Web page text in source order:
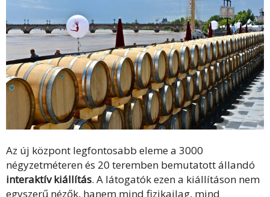
Az új központ legfontosabb eleme a 3000
négyzetméteren és 20 teremben bemutatott állandó
interaktív kiállítás. A látogatók ezen a kiállításon nem
egyszerű nézők, hanem mind fizikailag, mind